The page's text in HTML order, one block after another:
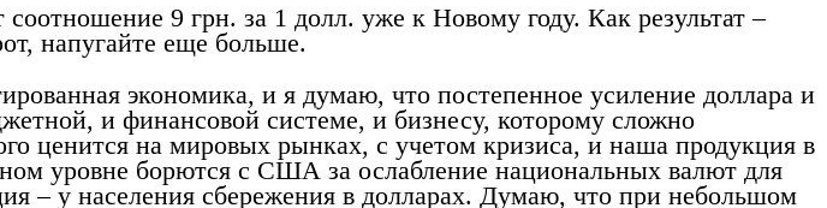
9 грн. за 1 долл. уже к Новому году. Как результат –
напугайте еще больше.
экономика, и я думаю, что постепенное усиление доллара и
и финансовой системе, и бизнесу, которому сложно
ценится на мировых рынках, с учетом кризиса, и наша продукция в
уровне борются с США за ослабление национальных валют для
– у населения сбережения в долларах. Думаю, что при небольшом